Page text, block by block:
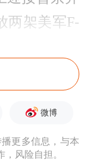
两架美军F-
标有“阿拉
并未回应
斯媒体报
微博
更多信息，与本
风险自担。